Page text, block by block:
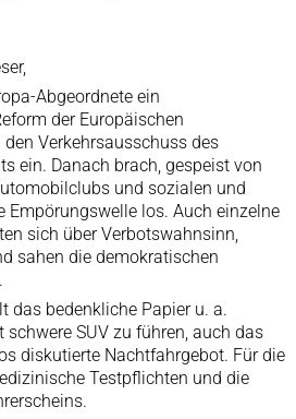
Abgeordnete ein
der Europäischen
Verkehrsausschuss des
ein. Danach brach, gespeist von
und sozialen und
Empörungswelle los. Auch einzelne
sich über Verbotswahnsinn,
sahen die demokratischen
das bedenkliche Papier u. a.
SUV zu führen, auch das
diskutierte Nachtfahrgebot. Für die
Testpflichten und die